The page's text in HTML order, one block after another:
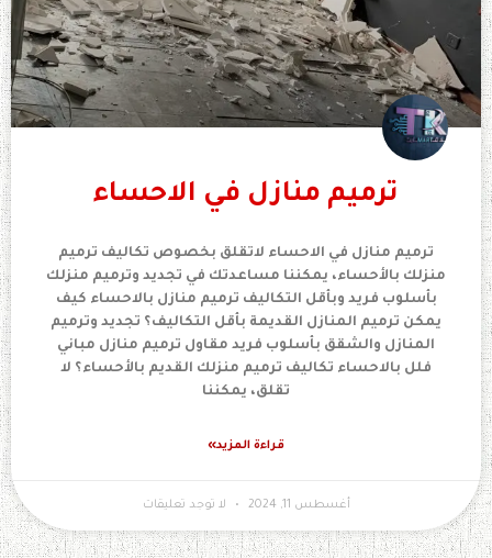
ترميم منازل في الاحساء
ترميم منازل في الاحساء لاتقلق بخصوص تكاليف ترميم
منزلك بالأحساء، يمكننا مساعدتك في تجديد وترميم منزلك
بأسلوب فريد وبأقل التكاليف ترميم منازل بالاحساء كيف
يمكن ترميم المنازل القديمة بأقل التكاليف؟ تجديد وترميم
المنازل والشقق بأسلوب فريد مقاول ترميم منازل مباني
فلل بالاحساء تكاليف ترميم منزلك القديم بالأحساء؟ لا
تقلق، يمكننا
قراءة المزيد»
أغسطس 11, 2024 لا توجد تعليقات